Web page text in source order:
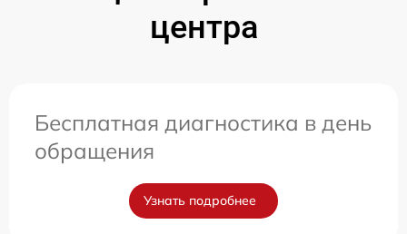
центра
Бесплатная диагностика в день
обращения
Узнать подробнее